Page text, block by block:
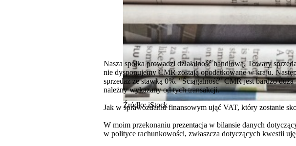
Źródło: iStock
Nasza spółka prowadzi działalność handlową. Towary
nie dysponujemy CMR zostają opodatkowane w kraju.
sprzedaż ze stawką 0%. "Ściągalność" CMR jest bardzo
należny wykazany od tych transakcji.
Jak w sprawozdaniu finansowym ująć VAT, który zostanie
W moim przekonaniu prezentacja w bilansie danych
w polityce rachunkowości, zwłaszcza dotyczących kwestii